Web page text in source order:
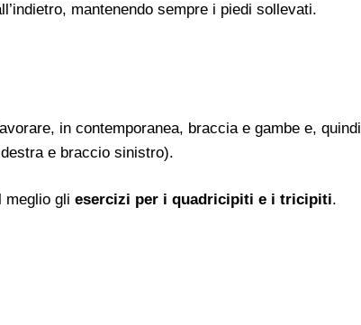
mantenendo sempre i piedi sollevati.
in contemporanea, braccia e gambe e, quindi
e braccio sinistro).
meglio gli esercizi per i quadricipiti e i tricipiti.